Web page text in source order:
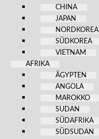
CHINA
JAPAN
NORDKOREA
SÜDKOREA
VIETNAM
AFRIKA
ÄGYPTEN
ANGOLA
MAROKKO
SUDAN
SÜDAFRIKA
SÜDSUDAN